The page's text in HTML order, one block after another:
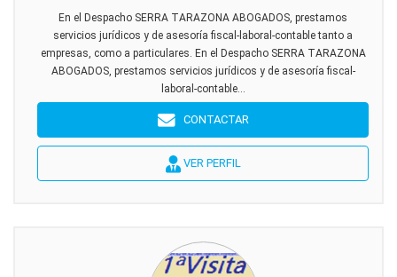
En el Despacho SERRA TARAZONA ABOGADOS, prestamos
servicios jurídicos y de asesoría fiscal-laboral-contable tanto a
empresas, como a particulares. En el Despacho SERRA TARAZONA
ABOGADOS, prestamos servicios jurídicos y de asesoría fiscal-
laboral-contable...
CONTACTAR
VER PERFIL